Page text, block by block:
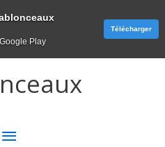
MENU
Play
Télécharger